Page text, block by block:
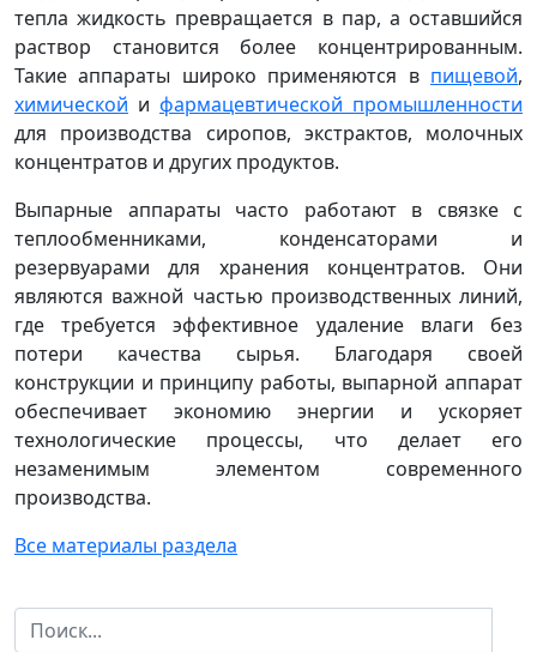
тепла жидкость превращается в пар, а оставшийся
раствор становится более концентрированным.
Такие аппараты широко применяются в пищевой,
химической и фармацевтической промышленности
для производства сиропов, экстрактов, молочных
концентратов и других продуктов.
Выпарные аппараты часто работают в связке с
теплообменниками, конденсаторами и
резервуарами для хранения концентратов. Они
являются важной частью производственных линий,
где требуется эффективное удаление влаги без
потери качества сырья. Благодаря своей
конструкции и принципу работы, выпарной аппарат
обеспечивает экономию энергии и ускоряет
технологические процессы, что делает его
незаменимым элементом современного
производства.
Все материалы раздела